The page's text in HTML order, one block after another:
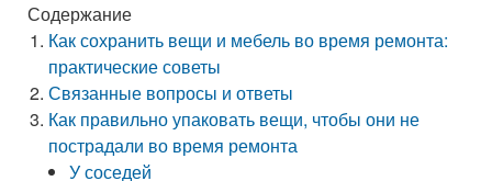
Содержание
Как сохранить вещи и мебель во время ремонта:
практические советы
Связанные вопросы и ответы
Как правильно упаковать вещи, чтобы они не
пострадали во время ремонта
У соседей